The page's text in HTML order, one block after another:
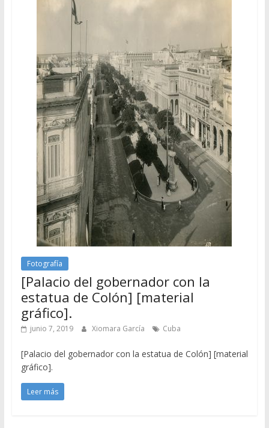
Fotografía
[Palacio del gobernador con la
estatua de Colón] [material
gráfico].
junio 7, 2019 Xiomara García Cuba
[Palacio del gobernador con la estatua de Colón] [material
gráfico].
Leer más